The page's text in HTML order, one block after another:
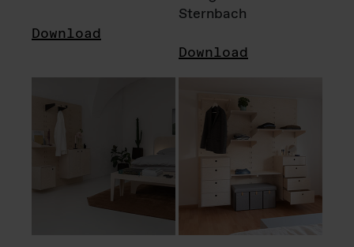
Download
Sternbach
Download